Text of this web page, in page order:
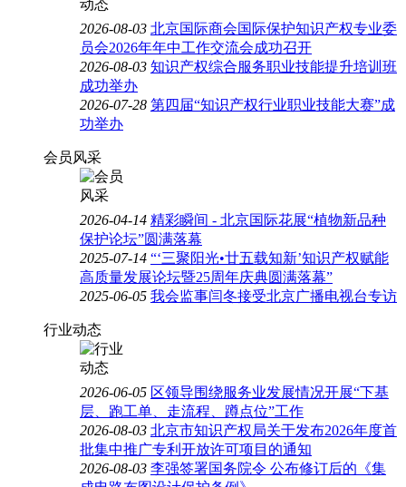
2026-08-03 北京国际商会国际保护知识产权专业委
员会2026年年中工作交流会成功召开
2026-08-03 知识产权综合服务职业技能提升培训班
成功举办
2026-07-28 第四届“知识产权行业职业技能大赛”成
功举办
会员风采
2026-04-14 精彩瞬间 - 北京国际花展“植物新品种
保护论坛”圆满落幕
2025-07-14 “‘三聚阳光•廿五载知新’知识产权赋能
高质量发展论坛暨25周年庆典圆满落幕”
2025-06-05 我会监事闫冬接受北京广播电视台专访
行业动态
2026-06-05 区领导围绕服务业发展情况开展“下基
层、跑工单、走流程、蹲点位”工作
2026-08-03 北京市知识产权局关于发布2026年度首
批集中推广专利开放许可项目的通知
2026-08-03 李强签署国务院令 公布修订后的《集